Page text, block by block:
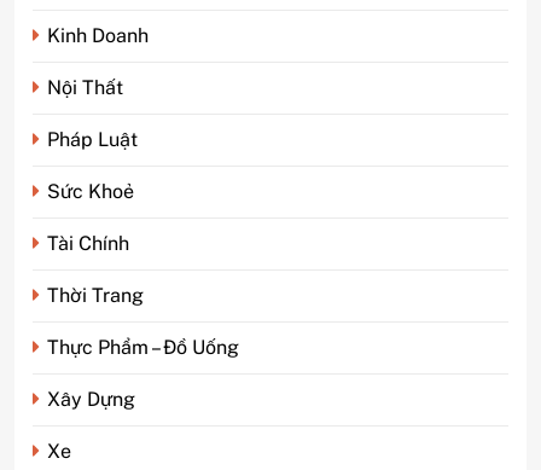
Kinh Doanh
Nội Thất
Pháp Luật
Sức Khoẻ
Tài Chính
Thời Trang
Thực Phẩm – Đồ Uống
Xây Dựng
Xe
5
6